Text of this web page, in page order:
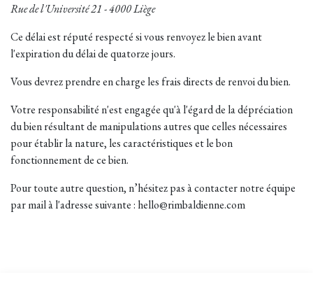
Rue de l'Université 21 - 4000 Liège
Ce délai est réputé respecté si vous renvoyez le bien avant
l'expiration du délai de quatorze jours.
Vous devrez prendre en charge les frais directs de renvoi du bien.
Votre responsabilité n'est engagée qu'à l'égard de la dépréciation
du bien résultant de manipulations autres que celles nécessaires
pour établir la nature, les caractéristiques et le bon
fonctionnement de ce bien.
Pour toute autre question, n’hésitez pas à contacter notre équipe
par mail à l'adresse suivante : hello@rimbaldienne.com